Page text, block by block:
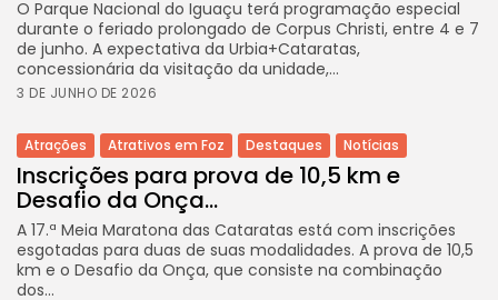
O Parque Nacional do Iguaçu terá programação especial
durante o feriado prolongado de Corpus Christi, entre 4 e 7
de junho. A expectativa da Urbia+Cataratas,
concessionária da visitação da unidade,...
3 DE JUNHO DE 2026
Atrações Atrativos em Foz Destaques Notícias
Inscrições para prova de 10,5 km e
Desafio da Onça...
A 17.ª Meia Maratona das Cataratas está com inscrições
esgotadas para duas de suas modalidades. A prova de 10,5
km e o Desafio da Onça, que consiste na combinação
dos...